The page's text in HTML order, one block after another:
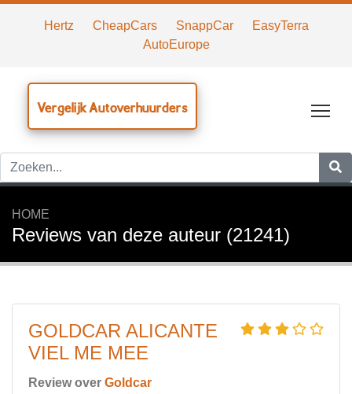
Hertz CheapCars SnappCar
EasyTerra
AutoEurope
Vergelijk Autoverhuurders
HOME
Reviews van deze auteur (21241)
GOLDCAR ALICANTE
VIEL ME MEE
Review over Goldcar